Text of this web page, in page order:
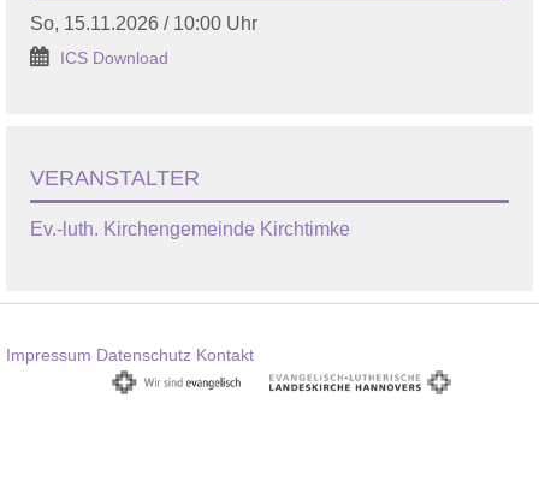
So, 15.11.2026 / 10:00 Uhr
ICS Download
VERANSTALTER
Ev.-luth. Kirchengemeinde Kirchtimke
Impressum Datenschutz Kontakt